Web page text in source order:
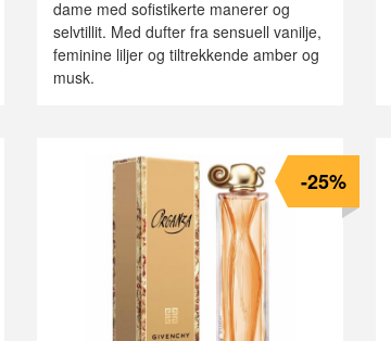
dame med sofistikerte manerer og
selvtillit. Med dufter fra sensuell vanilje,
feminine liljer og tiltrekkende amber og
musk.
-25%